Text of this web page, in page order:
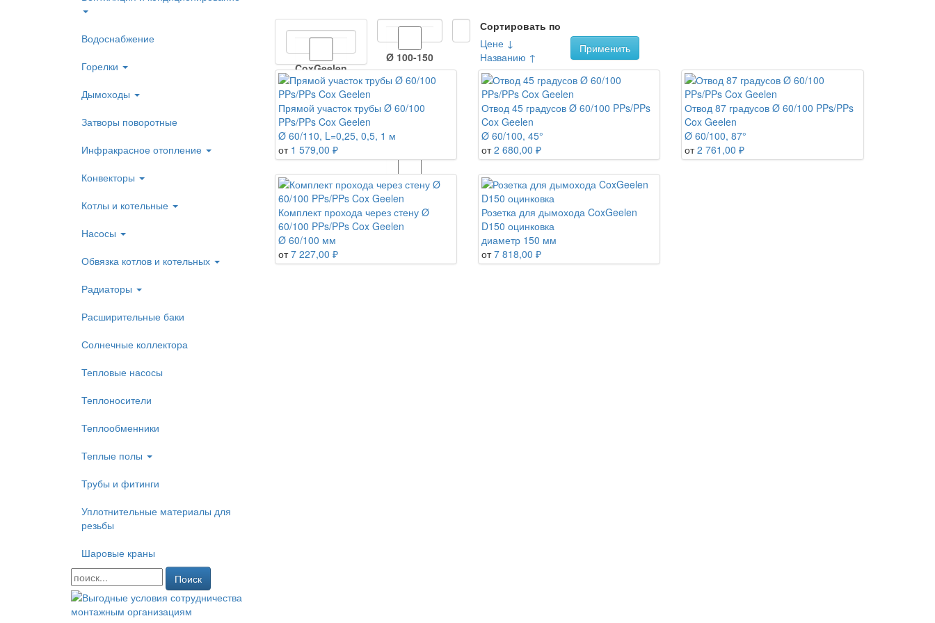
Водоснабжение
Горелки
Дымоходы
Затворы поворотные
Инфракрасное отопление
Конвекторы
Котлы и котельные
Насосы
Обвязка котлов и котельных
Радиаторы
Расширительные баки
Солнечные коллектора
Тепловые насосы
Теплоносители
Теплообменники
Теплые полы
Трубы и фитинги
Уплотнительные материалы для
резьбы
Шаровые краны
Поиск
CoxGeelen
Ø 100-150
Ø 110-150
Ø 60-100
Сортировать по
Цене ↓
Названию ↑
Применить
Прямой участок трубы Ø 60/100
PPs/PPs Cox Geelen
Ø 60/110, L=0,25, 0,5, 1 м
от 1 579,00 ₽
Отвод 45 градусов Ø 60/100 PPs/PPs
Cox Geelen
Ø 60/100, 45°
от 2 680,00 ₽
Отвод 87 градусов Ø 60/100 PPs/PPs
Cox Geelen
Ø 60/100, 87°
от 2 761,00 ₽
Комплект прохода через стену Ø
60/100 PPs/PPs Cox Geelen
Ø 60/100 мм
от 7 227,00 ₽
Розетка для дымохода CoxGeelen
D150 оцинковка
диаметр 150 мм
от 7 818,00 ₽